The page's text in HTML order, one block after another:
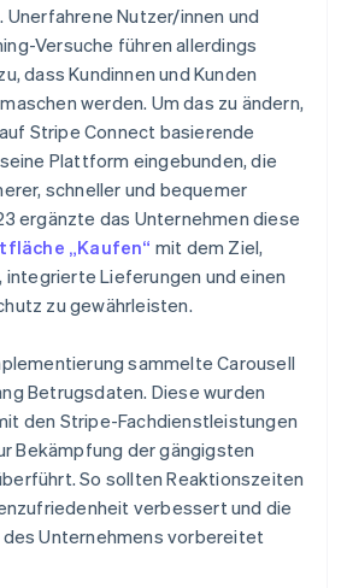
Unerfahrene Nutzer/innen und
Versuche führen allerdings
dass Kundinnen und Kunden
werden. Um das zu ändern,
Stripe Connect basierende
Plattform eingebunden, die
schneller und bequemer
ergänzte das Unternehmen diese
„Kaufen“ mit dem Ziel,
integrierte Lieferungen und einen
zu gewährleisten.
sammelte Carousell
Betrugsdaten. Diese wurden
den Stripe-Fachdienstleistungen
Bekämpfung der gängigsten
So sollten Reaktionszeiten
verbessert und die
Unternehmens vorbereitet